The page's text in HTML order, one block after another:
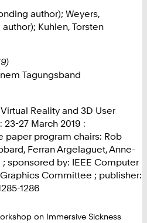
author); Weyers,
Kuhlen, Torsten
Tagungsband
Reality and 3D User
23-27 March 2019 :
program chairs: Rob
Ferran Argelaguet, Anne-
sponsored by: IEEE Computer
Committee ; publisher:
1286
on Immersive Sickness